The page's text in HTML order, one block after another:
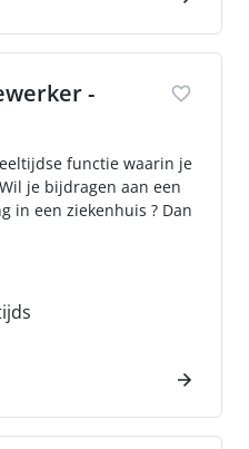
-
functie waarin je
je bijdragen aan een
in een ziekenhuis ? Dan